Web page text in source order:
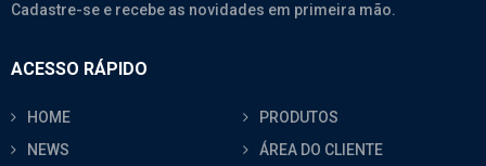
Cadastre-se e recebe as novidades em primeira mão.
ACESSO RÁPIDO
HOME
PRODUTOS
NEWS
ÁREA DO CLIENTE